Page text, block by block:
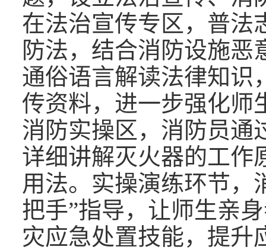
在法治宣传专区，普法
防法，结合消防设施恶
通俗语言解读法律知识
传资料，进一步强化师
消防实操区，消防员通
详细讲解灭火器的工作
用法。实操演练环节，
把手”指导，让师生亲
灾应急处置技能，提升